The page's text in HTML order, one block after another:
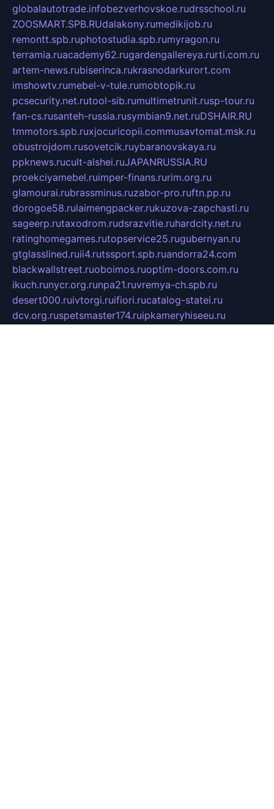
globalautotrade.infobezverhovskoe.rudrsschool.ru
ZOOSMART.SPB.RUdalakony.rumedikijob.ru
remontt.spb.ruphotostudia.spb.rumyragon.ru
terramia.ruacademy62.rugardengallereya.rurti.com.ru
artem-news.rubiserinca.rukrasnodarkurort.com
imshowtv.rumebel-v-tule.rumobtopik.ru
pcsecurity.net.rutool-sib.rumultimetrunit.rusp-tour.ru
fan-cs.rusanteh-russia.rusymbian9.net.ruDSHAIR.RU
tmmotors.spb.ruxjocuricopii.commusavtomat.msk.ru
obustrojdom.rusovetcik.ruybaranovskaya.ru
ppknews.rucult-alshei.ruJAPANRUSSIA.RU
proekciyamebel.ruimper-finans.rurim.org.ru
glamourai.rubrassminus.ruzabor-pro.ruftn.pp.ru
dorogoe58.rulaimengpacker.rukuzova-zapchasti.ru
sageerp.rutaxodrom.rudsrazvitie.ruhardcity.net.ru
ratinghomegames.rutopservice25.rugubernyan.ru
gtglasslined.ruii4.rutssport.spb.ruandorra24.com
blackwallstreet.ruoboimos.ruoptim-doors.com.ru
ikuch.runycr.org.runpa21.ruvremya-ch.spb.ru
desert000.ruivtorgi.ruifiori.rucatalog-statei.ru
dcv.org.ruspetsmaster174.ruipkameryhiseeu.ru